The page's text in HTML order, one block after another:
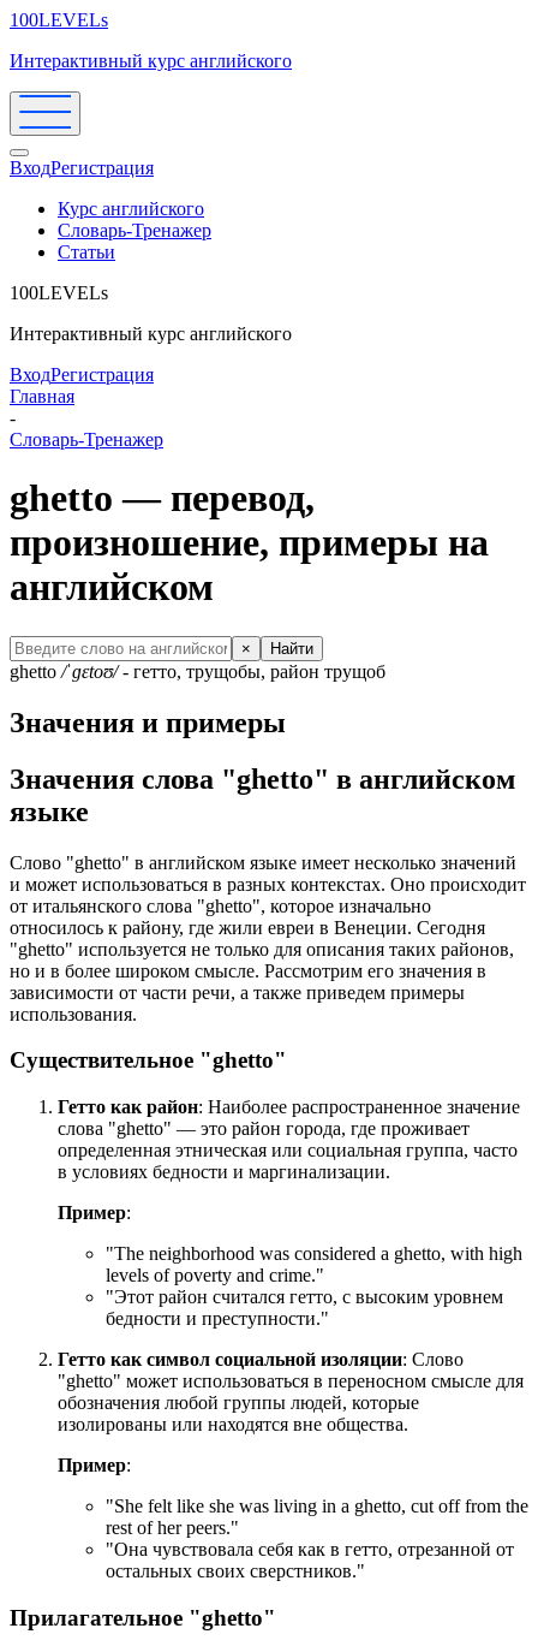
100LEVELs
Интерактивный курс английского
ВходРегистрация
Курс английского
Словарь-Тренажер
Статьи
100LEVELs
Интерактивный курс английского
ВходРегистрация
Главная
-
Словарь-Тренажер
ghetto — перевод,
произношение, примеры на
английском
× Найти
ghetto /ˈɡɛtoʊ/- гетто, трущобы, район трущоб
Значения и примеры
Значения слова "ghetto" в английском
языке
Слово "ghetto" в английском языке имеет несколько значений
и может использоваться в разных контекстах. Оно происходит
от итальянского слова "ghetto", которое изначально
относилось к району, где жили евреи в Венеции. Сегодня
"ghetto" используется не только для описания таких районов,
но и в более широком смысле. Рассмотрим его значения в
зависимости от части речи, а также приведем примеры
использования.
Существительное "ghetto"
Гетто как район: Наиболее распространенное значение
слова "ghetto" — это район города, где проживает
определенная этническая или социальная группа, часто
в условиях бедности и маргинализации.
Пример:
"The neighborhood was considered a ghetto, with high
levels of poverty and crime."
"Этот район считался гетто, с высоким уровнем
бедности и преступности."
Гетто как символ социальной изоляции: Слово
"ghetto" может использоваться в переносном смысле для
обозначения любой группы людей, которые
изолированы или находятся вне общества.
Пример:
"She felt like she was living in a ghetto, cut off from the
rest of her peers."
"Она чувствовала себя как в гетто, отрезанной от
остальных своих сверстников."
Прилагательное "ghetto"